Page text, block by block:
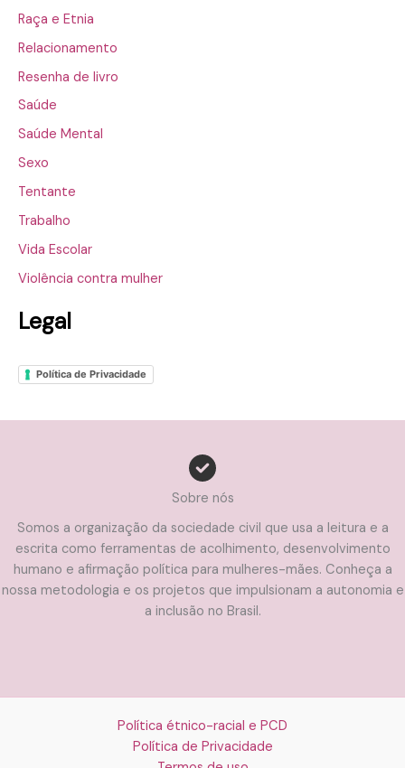
Raça e Etnia
Relacionamento
Resenha de livro
Saúde
Saúde Mental
Sexo
Tentante
Trabalho
Vida Escolar
Violência contra mulher
Legal
Política de Privacidade
Sobre nós
Somos a organização da sociedade civil que usa a leitura e a
escrita como ferramentas de acolhimento, desenvolvimento
humano e afirmação política para mulheres-mães. Conheça a
nossa metodologia e os projetos que impulsionam a autonomia e
a inclusão no Brasil.
Política étnico-racial e PCD
Política de Privacidade